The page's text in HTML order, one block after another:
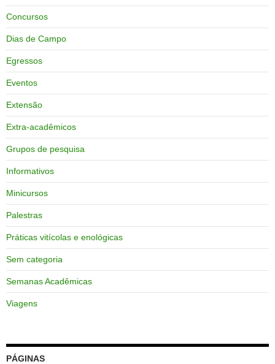
Concursos
Dias de Campo
Egressos
Eventos
Extensão
Extra-acadêmicos
Grupos de pesquisa
Informativos
Minicursos
Palestras
Práticas vitícolas e enológicas
Sem categoria
Semanas Acadêmicas
Viagens
PÁGINAS